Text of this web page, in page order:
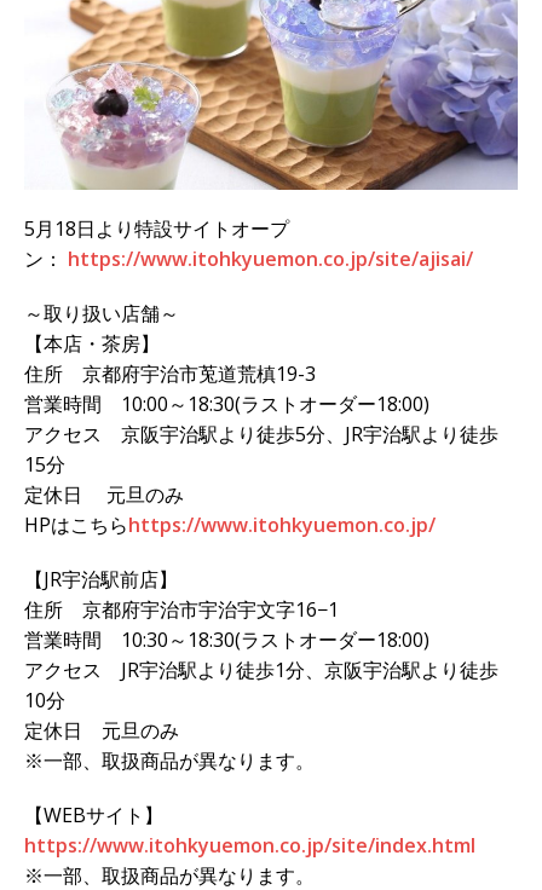
5月18日より特設サイトオープ
ン： https://www.itohkyuemon.co.jp/site/ajisai/
～取り扱い店舗～
【本店・茶房】
住所 京都府宇治市莵道荒槙19-3
営業時間 10:00～18:30(ラストオーダー18:00)
アクセス 京阪宇治駅より徒歩5分、JR宇治駅より徒歩
15分
定休日 元旦のみ
HPはこちらhttps://www.itohkyuemon.co.jp/
【JR宇治駅前店】
住所 京都府宇治市宇治宇文字16−1
営業時間 10:30～18:30(ラストオーダー18:00)
アクセス JR宇治駅より徒歩1分、京阪宇治駅より徒歩
10分
定休日 元旦のみ
※一部、取扱商品が異なります。
【WEBサイト】
https://www.itohkyuemon.co.jp/site/index.html
※一部、取扱商品が異なります。